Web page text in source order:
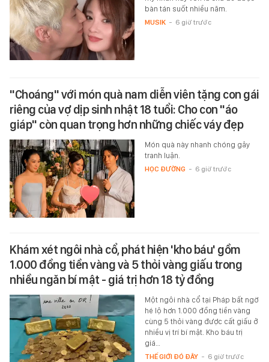
bàn tán suốt nhiều năm.
MUSIK - 6 giờ trước
"Choáng" với món quà nam diễn viên tặng con gái
riêng của vợ dịp sinh nhật 18 tuổi: Cho con "áo
giáp" còn quan trọng hơn những chiếc váy đẹp
Món quà này nhanh chóng gây
tranh luận.
HỌC ĐƯỜNG - 6 giờ trước
Khám xét ngôi nhà cổ, phát hiện 'kho báu' gồm
1.000 đồng tiền vàng và 5 thỏi vàng giấu trong
nhiều ngăn bí mật - giá trị hơn 18 tỷ đồng
Một ngôi nhà cổ tại Pháp bất ngờ
hé lộ hơn 1.000 đồng tiền vàng
cùng 5 thỏi vàng được cất giấu ở
nhiều vị trí bí mật. Kho báu trị
giá…
THẾ GIỚI ĐÓ ĐÂY - 6 giờ trước